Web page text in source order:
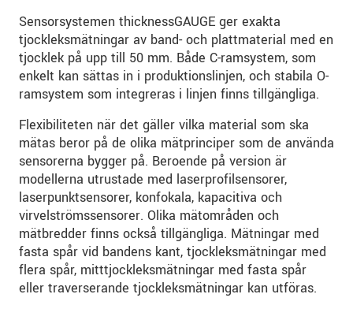
Sensorsystemen thicknessGAUGE ger exakta
tjockleksmätningar av band- och plattmaterial med en
tjocklek på upp till 50 mm. Både C-ramsystem, som
enkelt kan sättas in i produktionslinjen, och stabila O-
ramsystem som integreras i linjen finns tillgängliga.
Flexibiliteten när det gäller vilka material som ska
mätas beror på de olika mätprinciper som de använda
sensorerna bygger på. Beroende på version är
modellerna utrustade med laserprofilsensorer,
laserpunktsensorer, konfokala, kapacitiva och
virvelströmssensorer. Olika mätområden och
mätbredder finns också tillgängliga. Mätningar med
fasta spår vid bandens kant, tjockleksmätningar med
flera spår, mitttjockleksmätningar med fasta spår
eller traverserande tjockleksmätningar kan utföras.